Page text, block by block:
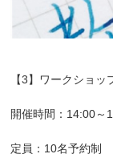
【3】ワークショ
開催時間：14:00
定員：10名予約制